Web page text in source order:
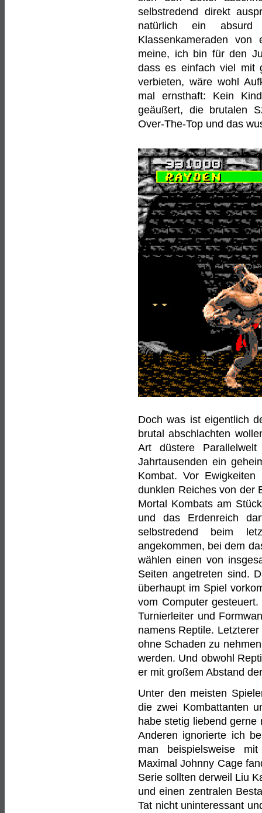
selbstredend direkt
natürlich ein absurd
Klassenkameraden
meine, ich bin für den
dass es einfach viel mit
verbieten, wäre wohl
mal ernsthaft: Kein
geäußert, die brutalen
Over-The-Top und das
Doch was ist eigentlich
brutal abschlachten
Art düstere
Jahrtausenden ein
Kombat. Vor
dunklen Reiches von der
Mortal Kombats am
und das Erdenreich
selbstredend beim
angekommen, bei dem
wählen einen von
Seiten angetreten sind.
überhaupt im Spiel
vom Computer
Turnierleiter und
namens Reptile.
ohne Schaden zu
werden. Und obwohl
er mit großem Abstand
Unter den meisten
die zwei Kombattanten
habe stetig liebend
Anderen ignorierte ich
man beispielsweise
Maximal Johnny Cage
Serie sollten derweil Liu
und einen zentralen
Tat nicht uninteressant